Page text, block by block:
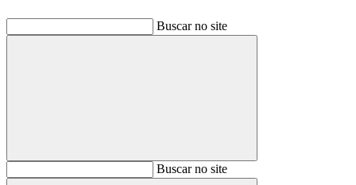
Buscar no site
BuscarBuscar no site